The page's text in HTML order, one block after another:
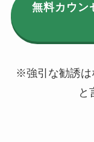
無料カウン
※強引な勧誘は
と